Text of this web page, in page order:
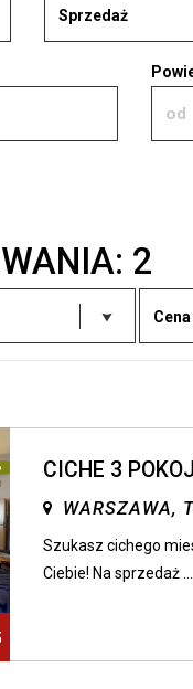
Sprzedaż
2
CICHE 3
WARSZAWA,
Szukasz cichego
Ciebie! Na sprzedaż ...